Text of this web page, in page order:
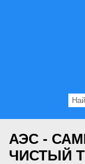
АЭС -
ЧИСТЫЙ